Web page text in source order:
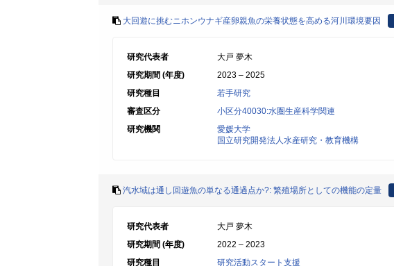
大回遊に挑むニホンウナギ産卵親魚の栄養状態を高める河川環境要因
研究代表者
大戸 夢木
研究期間 (年度)
2023 – 2025
研究種目
若手研究
審査区分
小区分40030:水圏生産科学関連
研究機関
愛媛大学
国立研究開発法人水産研究・教育機構
汽水域は通し回遊魚の単なる通過点か?: 繁殖場所としての機能の定量
研究代表者
大戸 夢木
研究期間 (年度)
2022 – 2023
研究種目
研究活動スタート支援